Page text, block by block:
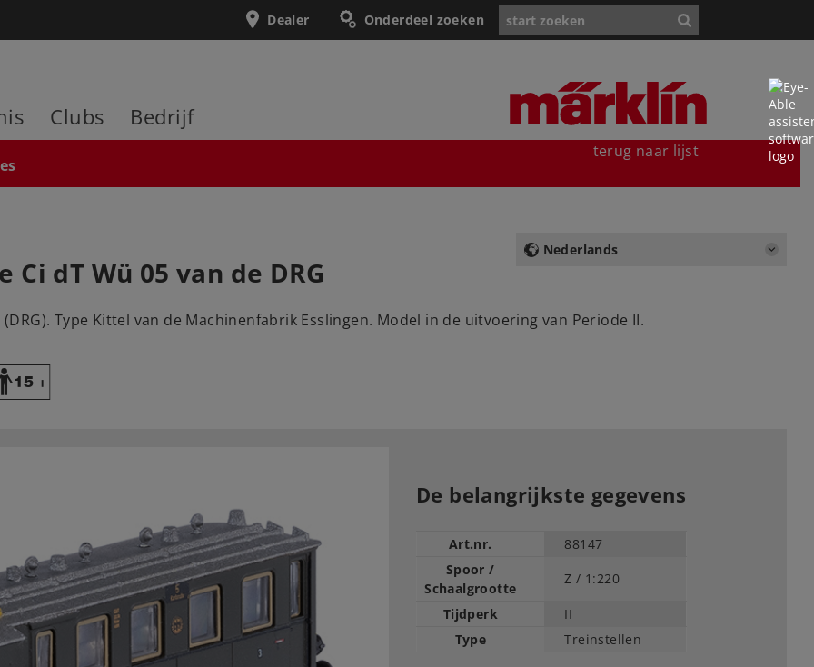
Onderdeel zoeken
Dealer
Clubs Bedrijf
terug naar lijst
Nederlands
dT Wü 05 van de DRG
Type Kittel van de Machinenfabrik Esslingen. Model in de uitvoering van Periode II.
De belangrijkste gegevens
Art.nr.
88147
Spoor /
Schaalgrootte
Z / 1:220
Tijdperk
II
Type
Treinstellen